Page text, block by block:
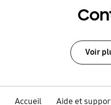
Voir
Accueil
Aide et